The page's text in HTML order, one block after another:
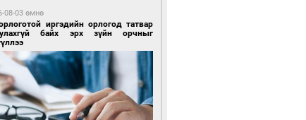
өмнө өмнө
орохгүй, өдөртөө 28-30 хэм дулаан
08-03 өмнө
иргэдийн орлогод татвар
байх эрх зүйн орчныг